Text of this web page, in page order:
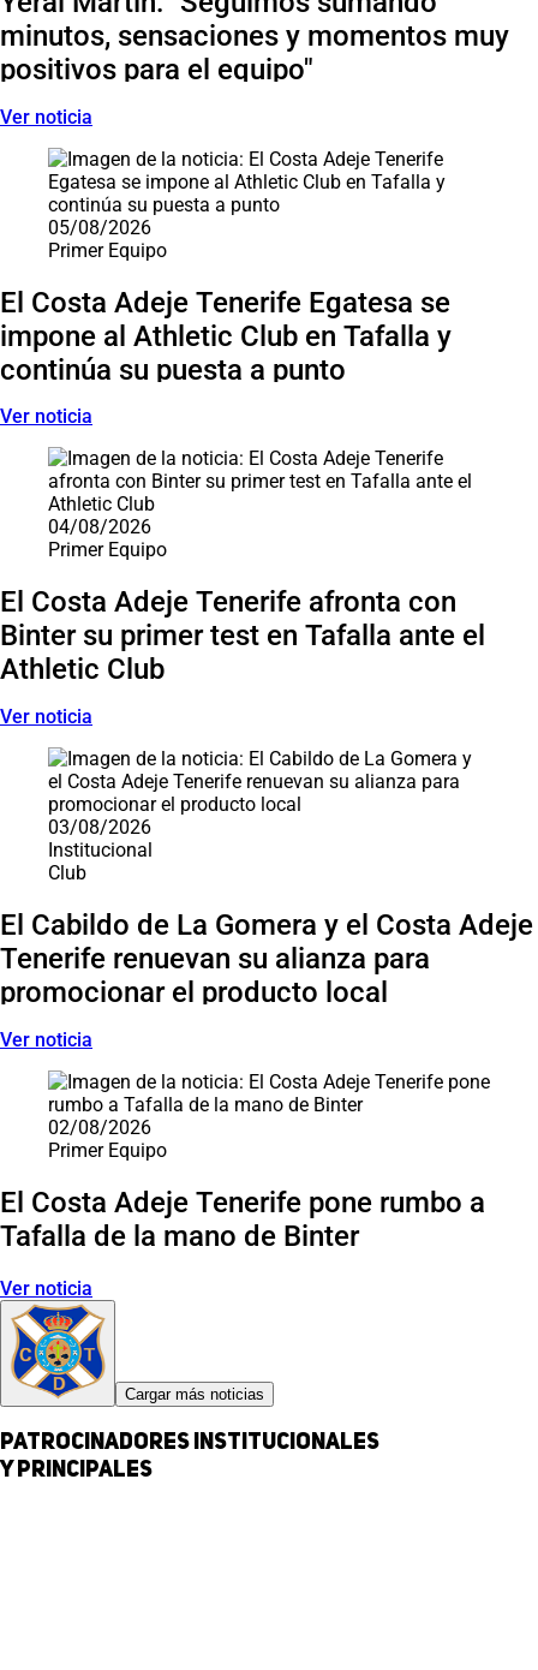
minutos, sensaciones y momentos muy
positivos para el equipo"
Ver noticia
05/08/2026
Primer Equipo
El Costa Adeje Tenerife Egatesa se
impone al Athletic Club en Tafalla y
continúa su puesta a punto
Ver noticia
04/08/2026
Primer Equipo
El Costa Adeje Tenerife afronta con
Binter su primer test en Tafalla ante el
Athletic Club
Ver noticia
03/08/2026
Institucional
Club
El Cabildo de La Gomera y el Costa Adeje
Tenerife renuevan su alianza para
promocionar el producto local
Ver noticia
02/08/2026
Primer Equipo
El Costa Adeje Tenerife pone rumbo a
Tafalla de la mano de Binter
Ver noticia
Cargar más noticias
Patrocinadores institucionales
y principales